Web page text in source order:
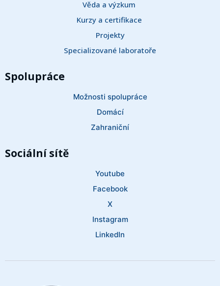
Věda a výzkum
Kurzy a certifikace
Projekty
Specializované laboratoře
Spolupráce
Možnosti spolupráce
Domácí
Zahraniční
Sociální sítě
Youtube
Facebook
X
Instagram
LinkedIn